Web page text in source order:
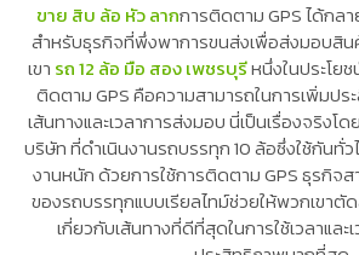
ขาย สิบ ล้อ หัว ลากการติดตาม GPS ได้กล
สำหรับธุรกิจที่พึ่งพาการขนส่งเพื่อส่งมอบสิน
เขา รถ 12 ล้อ มือ สอง เพชรบุรีหนึ่งในประโ
ติดตาม GPS คือความสามารถในการเพิ่มปร
เส้นทางและเวลาการส่งมอบ นี่เป็นเรื่องจริงโ
บริษัท ที่ดำเนินงานรถบรรทุก 10 ล้อซึ่งใช้กันทั่
งานหนัก ด้วยการใช้การติดตาม GPS ธุรกิจ
ของรถบรรทุกแบบเรียลไทม์ช่วยให้พวกเขา
เกี่ยวกับเส้นทางที่ดีที่สุดในการใช้เวลาแล